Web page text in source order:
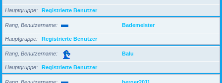
Hauptgruppe Registrierte Benutzer
Rang, Benutzername Bademeister
Hauptgruppe Registrierte Benutzer
Rang, Benutzername Balu
Hauptgruppe Registrierte Benutzer